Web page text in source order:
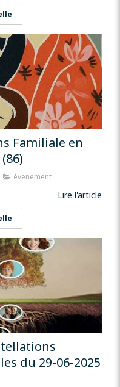
Familiale en
évenement
Lire l'article
du 29-06-2025